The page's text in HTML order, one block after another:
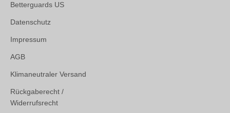
Betterguards US
Datenschutz
Impressum
AGB
Klimaneutraler Versand
Rückgaberecht /
Widerrufsrecht